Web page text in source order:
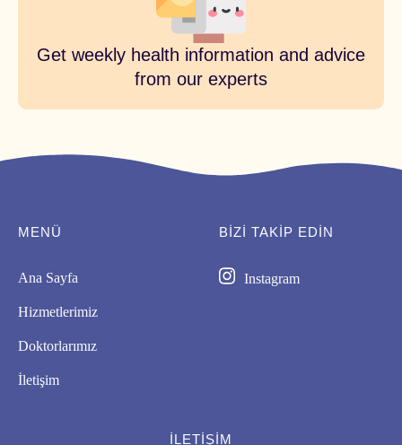
Get weekly health information and advice
from our experts
MENÜ
Ana Sayfa
Hizmetlerimiz
Doktorlarımız
İletişim
BIZI TAKİP EDİN
Instagram
İLETIŞIM